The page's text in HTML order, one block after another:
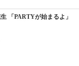
「PARTYが始まるよ」